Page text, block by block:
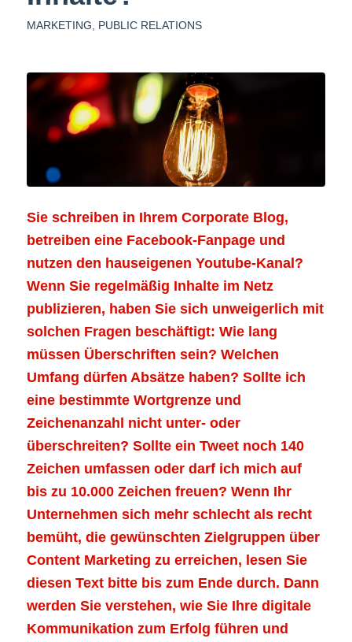
MARKETING, PUBLIC RELATIONS
Sie schreiben in Ihrem Corporate Blog,
betreiben eine Facebook-Fanpage und
nutzen den hauseigenen Youtube-Kanal?
Wenn Sie regelmäßig Inhalte im Netz
publizieren, haben Sie sich unweigerlich mit
solchen Fragen beschäftigt: Wie lang
müssen Überschriften sein? Welchen
Umfang dürfen Absätze haben? Sollte ich
eine bestimmte Wortgrenze und
Zeichenanzahl nicht unter- oder
überschreiten? Sollte ein Tweet noch 140
Zeichen umfassen oder darf ich mich auf
bis zu 10.000 Zeichen freuen? Wenn Ihr
Unternehmen sich mehr schlecht als recht
bemüht, die gewünschten Zielgruppen über
Content Marketing zu erreichen, lesen Sie
diesen Text bitte bis zum Ende durch. Dann
werden Sie verstehen, wie Sie Ihre digitale
Kommunikation zum Erfolg führen und